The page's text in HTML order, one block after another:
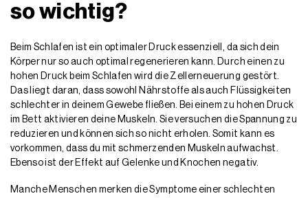
so wichtig?
Beim Schlafen ist ein optimaler Druck essenziell, da sich dein
Körper nur so auch optimal regenerieren kann. Durch einen zu
hohen Druck beim Schlafen wird die Zellerneuerung gestört.
Das liegt daran, dass sowohl Nährstoffe als auch Flüssigkeiten
schlechter in deinem Gewebe fließen. Bei einem zu hohen Druck
im Bett aktivieren deine Muskeln. Sie versuchen die Spannung zu
reduzieren und können sich so nicht erholen. Somit kann es
vorkommen, dass du mit schmerzenden Muskeln aufwachst.
Ebenso ist der Effekt auf Gelenke und Knochen negativ.
Manche Menschen merken die Symptome einer schlechten